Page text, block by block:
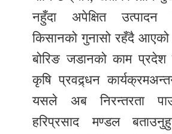
नहुँदा अपेक्षित
किसानको गुनासो रहँदै आएको
बोरिङ जडानको काम
कृषि प्रवद्र्धन
यसले अब निरन्तरता
हरिप्रसाद मण्डल